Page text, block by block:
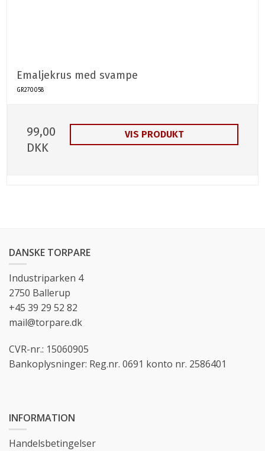
Emaljekrus med svampe
GR270058
99,00
DKK
VIS PRODUKT
DANSKE TORPARE
Industriparken 4
2750 Ballerup
+45 39 29 52 82
mail@torpare.dk
CVR-nr.: 15060905
Bankoplysninger: Reg.nr. 0691 konto nr. 2586401
INFORMATION
Handelsbetingelser